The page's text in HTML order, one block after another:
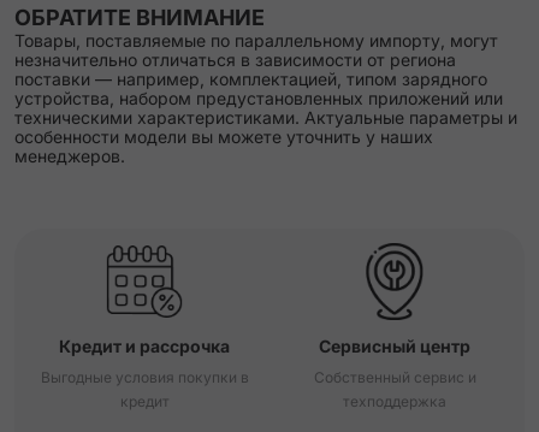
ОБРАТИТЕ ВНИМАНИЕ
Товары, поставляемые по параллельному импорту, могут
незначительно отличаться в зависимости от региона
поставки — например, комплектацией, типом зарядного
устройства, набором предустановленных приложений или
техническими характеристиками. Актуальные параметры и
особенности модели вы можете уточнить у наших
менеджеров.
Кредит и рассрочка
Выгодные условия покупки в
кредит
Сервисный центр
Собственный сервис и
техподдержка